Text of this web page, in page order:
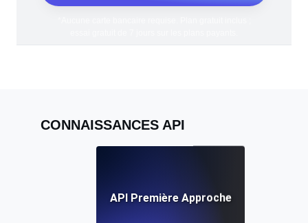
CONNAISSANCES API
API Première Approche